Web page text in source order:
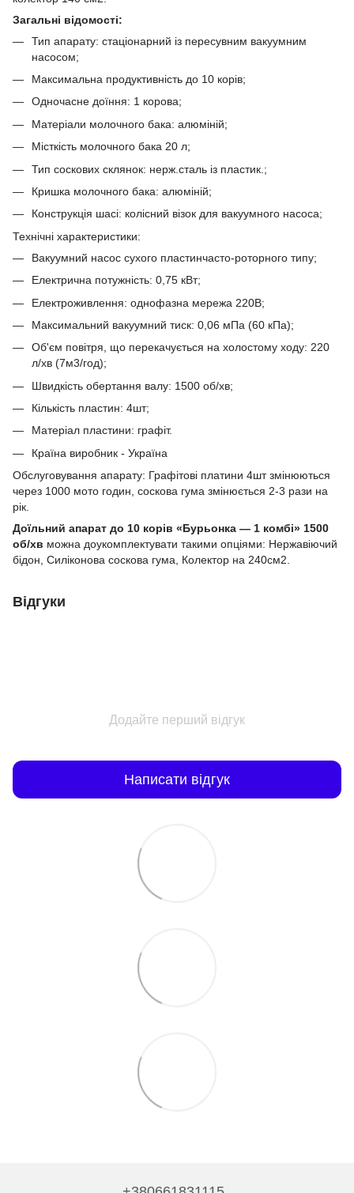
Загальні відомості:
Тип апарату: стаціонарний із пересувним вакуумним
насосом;
Максимальна продуктивність до 10 корів;
Одночасне доїння: 1 корова;
Матеріали молочного бака: алюміній;
Місткість молочного бака 20 л;
Тип соскових склянок: нерж.сталь із пластик.;
Кришка молочного бака: алюміній;
Конструкція шасі: колісний візок для вакуумного насоса;
Технічні характеристики:
Вакуумний насос сухого пластинчасто-роторного типу;
Електрична потужність: 0,75 кВт;
Електроживлення: однофазна мережа 220В;
Максимальний вакуумний тиск: 0,06 мПа (60 кПа);
Об'єм повітря, що перекачується на холостому ходу: 220
л/хв (7м3/год);
Швидкість обертання валу: 1500 об/хв;
Кількість пластин: 4шт;
Матеріал пластини: графіт.
Країна виробник - Україна
Обслуговування апарату: Графітові платини 4шт змінюються
через 1000 мото годин, соскова гума змінюється 2-3 рази на
рік.
Доїльний апарат до 10 корів «Бурьонка — 1 комбі» 1500
об/хв можна доукомплектувати такими опціями: Нержавіючий
бідон, Силіконова соскова гума, Колектор на 240см2.
Відгуки
Додайте перший відгук
Написати відгук